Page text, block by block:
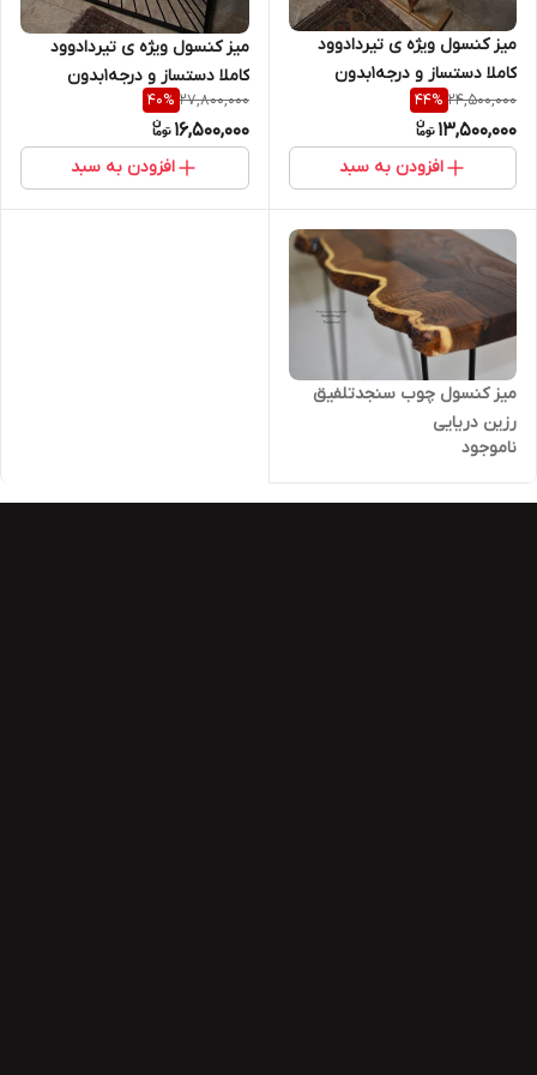
میز کنسول ویژه ی تیردادوود
کاملا دستساز و درجه1بدون
مشابه در ایران
24,500,000
44%
13,500,000
افزودن به سبد
میز کنسول ویژه ی تیردادوود
کاملا دستساز و درجه1بدون
مشابه در ایران
27,800,000
40%
16,500,000
افزودن به سبد
میز کنسول چوب سنجدتلفیق
رزین دریایی
ناموجود